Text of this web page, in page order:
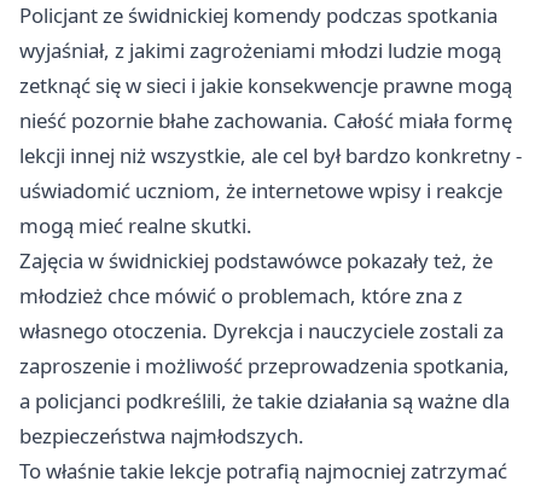
Policjant ze świdnickiej komendy podczas spotkania
wyjaśniał, z jakimi zagrożeniami młodzi ludzie mogą
zetknąć się w sieci i jakie konsekwencje prawne mogą
nieść pozornie błahe zachowania. Całość miała formę
lekcji innej niż wszystkie, ale cel był bardzo konkretny -
uświadomić uczniom, że internetowe wpisy i reakcje
mogą mieć realne skutki.
Zajęcia w świdnickiej podstawówce pokazały też, że
młodzież chce mówić o problemach, które zna z
własnego otoczenia. Dyrekcja i nauczyciele zostali za
zaproszenie i możliwość przeprowadzenia spotkania,
a policjanci podkreślili, że takie działania są ważne dla
bezpieczeństwa najmłodszych.
To właśnie takie lekcje potrafią najmocniej zatrzymać